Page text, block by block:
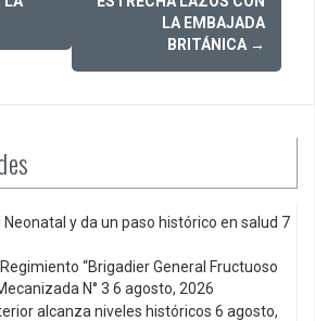
LA EMBAJADA
BRITÁNICA →
Neonatal y da un paso histórico en salud 7
“Brigadier General Fructuoso
N° 3 6 agosto, 2026
alcanza niveles históricos 6 agosto,